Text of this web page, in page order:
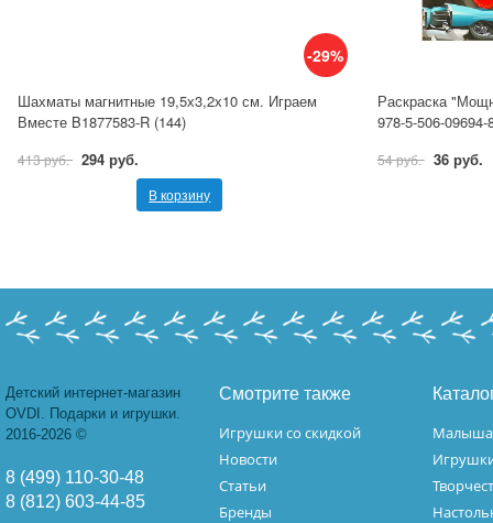
-29%
Шахматы магнитные 19,5х3,2х10 см. Играем
Вместе B1877583-R (144)
413 руб. 294 руб.
В корзину
Раскраска
978-5-506-09694-
54 руб. 36 руб.
Детский интернет-магазин
OVDI. Подарки и игрушки.
2016-2026 ©
8 (499) 110-30-48
8 (812) 603-44-85
Смотрите также
Игрушки со скидкой
Новости
Статьи
Бренды